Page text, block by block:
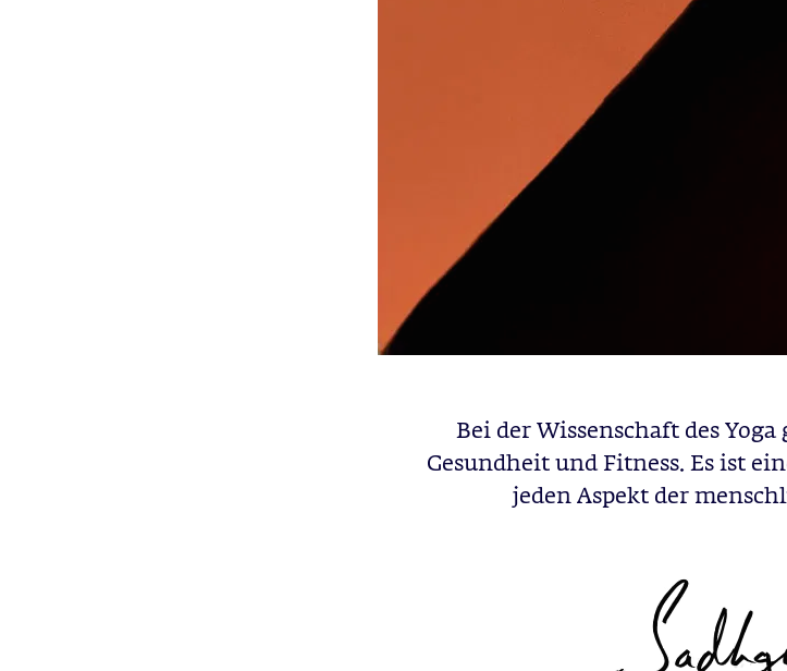
Bei der Wissenschaft des
Gesundheit und Fitness. Es ist
jeden Aspekt der